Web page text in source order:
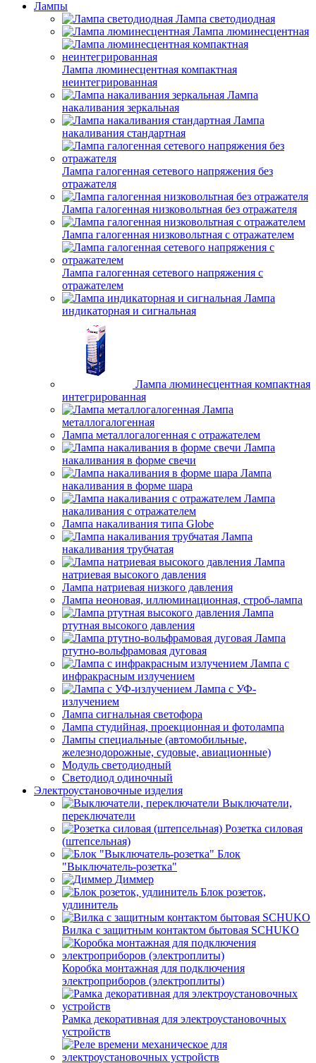
Лампы
Лампа светодиодная
Лампа люминесцентная
Лампа люминесцентная компактная
неинтегрированная
Лампа
накаливания зеркальная
Лампа
накаливания стандартная
Лампа галогенная сетевого напряжения без
отражателя
Лампа галогенная низковольтная без отражателя
Лампа галогенная низковольтная с отражателем
Лампа галогенная сетевого напряжения с
отражателем
Лампа
индикаторная и сигнальная
Лампа люминесцентная компактная
интегрированная
Лампа
металлогалогенная
Лампа металлогалогенная с отражателем
Лампа
накаливания в форме свечи
Лампа
накаливания в форме шара
Лампа
накаливания с отражателем
Лампа накаливания типа Globe
Лампа
накаливания трубчатая
Лампа
натриевая высокого давления
Лампа натриевая низкого давления
Лампа неоновая, иллюминационная, строб-лампа
Лампа
ртутная высокого давления
Лампа
ртутно-вольфрамовая дуговая
Лампа с
инфракрасным излучением
Лампа с УФ-
излучением
Лампа сигнальная светофора
Лампа студийная, проекционная и фотолампа
Лампы специальные (автомобильные,
железнодорожные, судовые, авиационные)
Модуль светодиодный
Светодиод одиночный
Электроустановочные изделия
Выключатели,
переключатели
Розетка силовая
(штепсельная)
Блок
"Выключатель-розетка"
Диммер
Блок розеток,
удлинитель
Вилка с защитным контактом бытовая SCHUKO
Коробка монтажная для подключения
электроприборов (электроплиты)
Рамка декоративная для электроустановочных
устройств